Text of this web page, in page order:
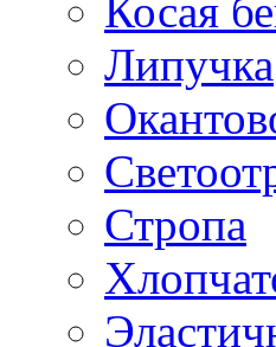
Косая
Липучка
Стропа